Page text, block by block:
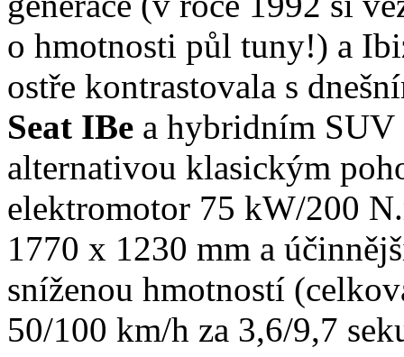
o hmotnosti půl tuny!) a
ostře kontrastovala s
Seat IBe a hybridním SUV
alternativou klasickým
elektromotor 75 kW/200
1770 x 1230 mm a
sníženou hmotností
50/100 km/h za 3,6/9,7